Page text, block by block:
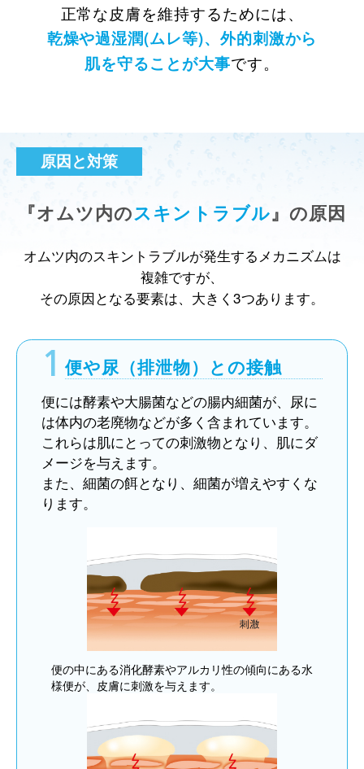
正常な皮膚を維持するためには、
乾燥や過湿潤(ムレ等)、外的刺激から
肌を守ることが大事です。
原因と対策
『オムツ内のスキントラブル』の原因
オムツ内のスキントラブルが発生するメカニズムは
複雑ですが、
その原因となる要素は、大きく3つあります。
1 便や尿（排泄物）との接触
便には酵素や大腸菌などの腸内細菌が、尿に
は体内の老廃物などが多く含まれています。
これらは肌にとっての刺激物となり、肌にダ
メージを与えます。
また、細菌の餌となり、細菌が増えやすくな
ります。
便の中にある消化酵素やアルカリ性の傾向にある水
様便が、皮膚に刺激を与えます。